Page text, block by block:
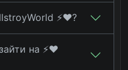
⚡️❤️?
на ⚡️❤️